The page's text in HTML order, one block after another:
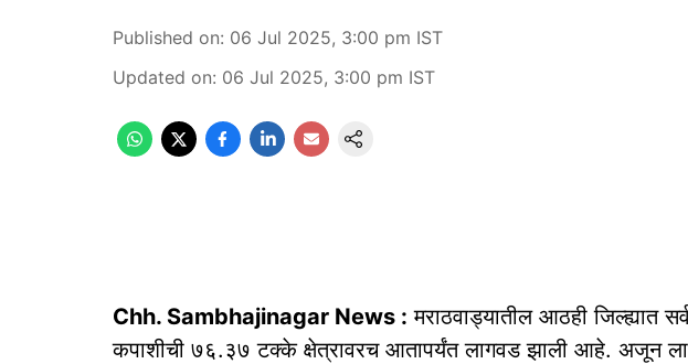
Published on: 06 Jul 2025, 3:00 pm IST
Updated on: 06 Jul 2025, 3:00 pm IST
Chh. Sambhajinagar News : मराठवाड्यातील आठही जिल्ह्यात
कपाशीची ७६.३७ टक्के क्षेत्रावरच आतापर्यंत लागवड झाली आहे. अजून